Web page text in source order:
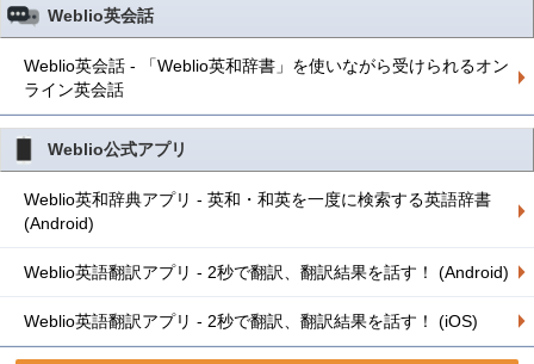
Weblio英会話
Weblio英会話 - 「Weblio英和辞書」を使いながら受けられるオン
ライン英会話
Weblio公式アプリ
Weblio英和辞典アプリ - 英和・和英を一度に検索する英語辞書
(Android)
Weblio英語翻訳アプリ - 2秒で翻訳、翻訳結果を話す！ (Android)
Weblio英語翻訳アプリ - 2秒で翻訳、翻訳結果を話す！ (iOS)